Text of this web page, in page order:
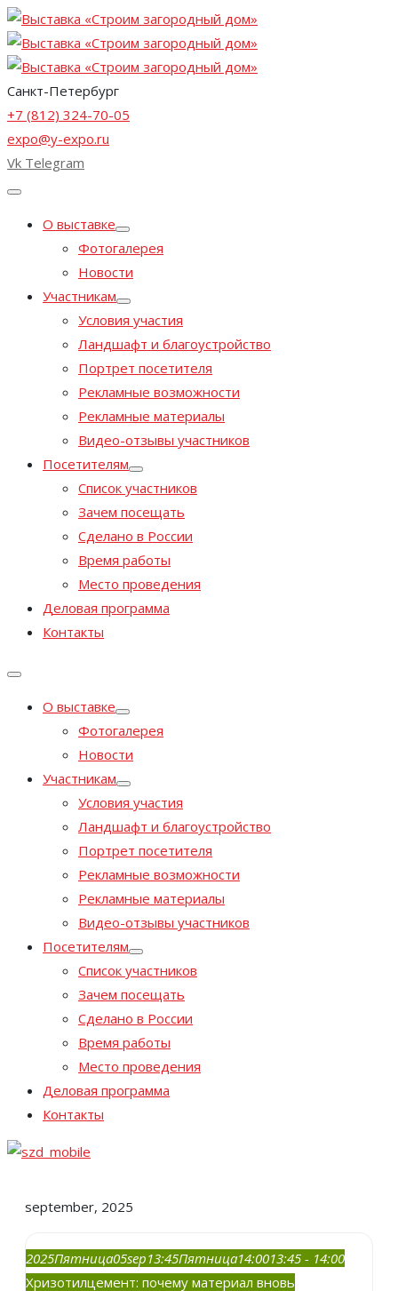
Санкт-Петербург
+7 (812) 324-70-05
expo@y-expo.ru
Vk Telegram
О выставке
Фотогалерея
Новости
Участникам
Условия участия
Ландшафт и благоустройство
Портрет посетителя
Рекламные возможности
Рекламные материалы
Видео-отзывы участников
Посетителям
Список участников
Зачем посещать
Сделано в России
Время работы
Место проведения
Деловая программа
Контакты
О выставке
Фотогалерея
Новости
Участникам
Условия участия
Ландшафт и благоустройство
Портрет посетителя
Рекламные возможности
Рекламные материалы
Видео-отзывы участников
Посетителям
Список участников
Зачем посещать
Сделано в России
Время работы
Место проведения
Деловая программа
Контакты
september, 2025
2025Пятница05sep13:45Пятница14:0013:45 - 14:00
Хризотилцемент: почему материал вновь